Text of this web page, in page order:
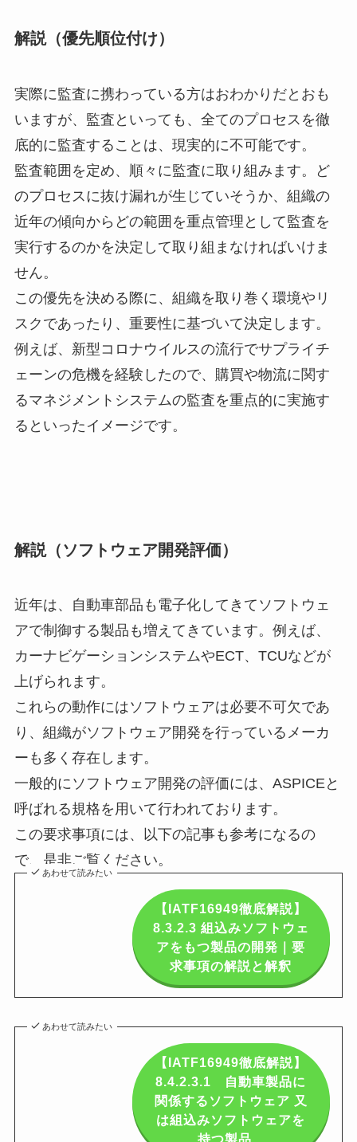
解説（優先順位付け）
実際に監査に携わっている方はおわかりだとおも
いますが、 監査といっても、全てのプロセスを徹
底的に監査することは、 現実的に不可能です。
監査範囲を定め、順々に監査に取り組みます。
ど
のプロセスに抜け漏れが生じていそうか、 組織の
近年の傾向からどの範囲を重点管理として監査を
実行するのかを決定して取り組まなければいけま
せん。
この優先を決める際に、組織を取り巻く環境やリ
スクであったり、 重要性に基づいて決定します。
例えば、 新型コロナウイルスの流行でサプライチ
ェーンの危機を経験したので、 購買や物流に関す
るマネジメントシステムの監査を重点的に実施す
るといったイメージです。
解説（ソフトウェア開発評価）
近年は、
自動車部品も電子化してきてソフトウェ
アで制御する製品も増えて きています。例えば、
カーナビゲーションシステムやECT、 TCUなどが
上げられます。
これらの動作にはソフトウェアは必要不可欠であ
り、 組織がソフトウェア開発を行っているメーカ
ーも多く存在します。
一般的にソフトウェア開発の評価には、 ASPICEと
呼ばれる規格を用いて行われております。
この要求事項には、以下の記事も参考になるの
で、 是非ご覧ください。
あわせて読みたい
【IATF16949徹底解説】
8.3.2.3 組込みソフトウェ
アをもつ製品の開発｜要
求事項の解説と解釈
あわせて読みたい
【IATF16949徹底解説】
8.4.2.3.1 自動車製品に
関係するソフトウェア 又
は組込みソフトウェアを
持つ製品...